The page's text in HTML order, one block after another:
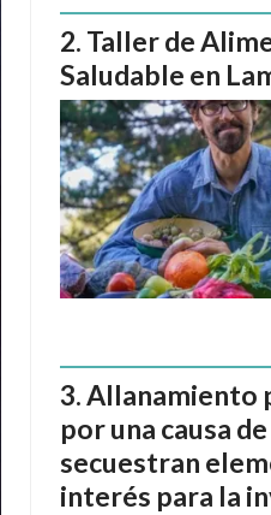
Taller de
Saludable en
Allanamiento
por una causa
secuestran
interés para la